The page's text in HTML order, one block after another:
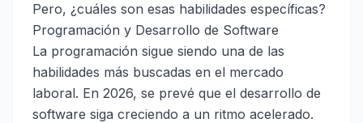
Pero, ¿cuáles son esas habilidades específicas?
Programación y Desarrollo de Software
La programación sigue siendo una de las
habilidades más buscadas en el mercado
laboral. En 2026, se prevé que el desarrollo de
software siga creciendo a un ritmo acelerado.